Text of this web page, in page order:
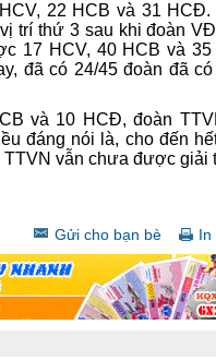
22 HCB và 31 HCĐ.
trí thứ 3 sau khi đoàn
17 HCV, 40 HCB và
đã có 24/45 đoàn đã
và 10 HCĐ, đoàn
đáng nói là, cho đến
vẫn chưa được giải
Gửi cho bạn bè In